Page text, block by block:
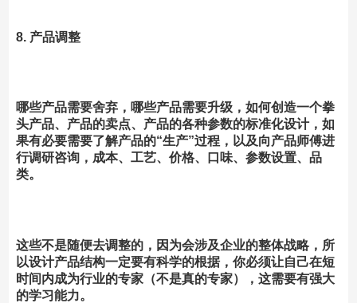
8. 产品调整
哪些产品需要舍弃，哪些产品需要升级，如何创造一个拳
头产品、产品的卖点、产品的各种参数的标准化设计，如
果有必要需要了解产品的“生产”过程，以及向产品师傅进
行调研咨询，成本、工艺、价格、口味、参数设置、品
类。
这些不是随便去调整的，因为会涉及企业的整体战略，所
以设计产品结构一定要有科学的根据，你必须让自己在短
时间内成为行业的专家（不是真的专家），这需要有强大
的学习能力。